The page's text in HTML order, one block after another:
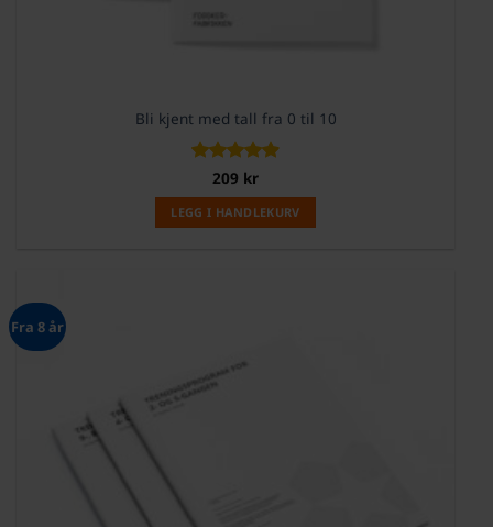
Bli kjent med tall fra 0 til 10
Vurdert
4.88av 5
209 kr
LEGG I HANDLEKURV
Fra 8 år